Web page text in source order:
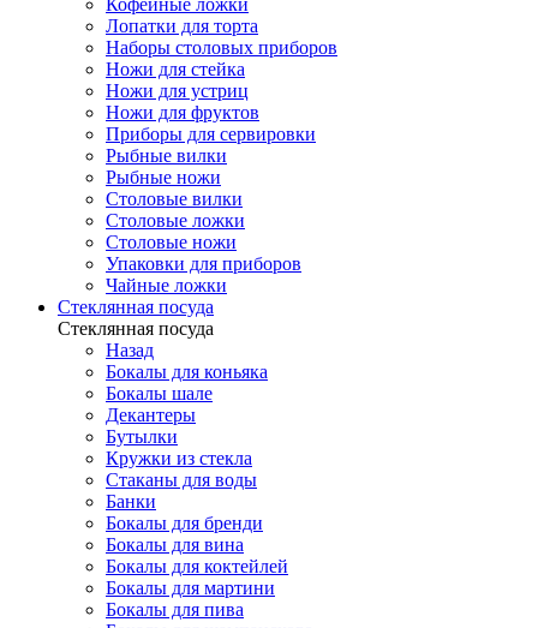
Лопатки для торта
Наборы столовых приборов
Ножи для стейка
Ножи для устриц
Ножи для фруктов
Приборы для сервировки
Рыбные вилки
Рыбные ножи
Столовые вилки
Столовые ложки
Столовые ножи
Упаковки для приборов
Чайные ложки
Стеклянная посуда
Стеклянная посуда
Назад
Бокалы для коньяка
Бокалы шале
Декантеры
Бутылки
Кружки из стекла
Стаканы для воды
Банки
Бокалы для бренди
Бокалы для вина
Бокалы для коктейлей
Бокалы для мартини
Бокалы для пива